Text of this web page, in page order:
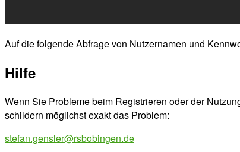
Auf die folgende Abfrage von Nutzernamen und
Hilfe
Wenn Sie Probleme beim Registrieren oder der
schildern möglichst exakt das Problem:
stefan.gensler@rsbobingen.de